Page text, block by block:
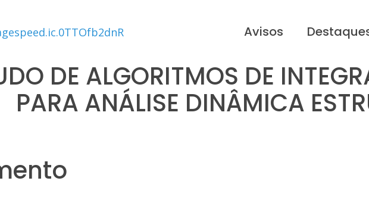
Avisos
DE ALGORITMOS DE
PARA ANÁLISE DINÂMICA